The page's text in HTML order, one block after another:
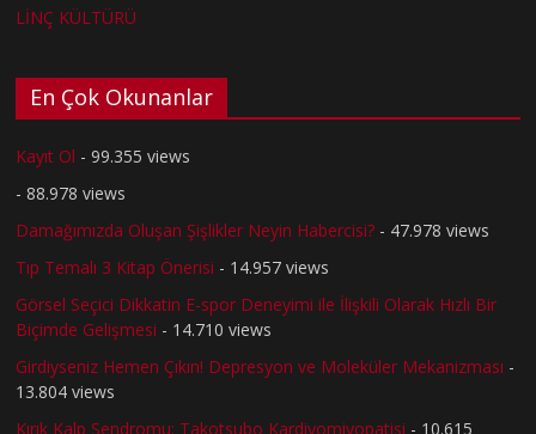
LİNÇ KÜLTÜRÜ
En Çok Okunanlar
Kayıt Ol - 99.355 views
- 88.978 views
Damağımızda Oluşan Şişlikler Neyin Habercisi? - 47.978 views
Tıp Temalı 3 Kitap Önerisi - 14.957 views
Görsel Seçici Dikkatin E-spor Deneyimi ile İlişkili Olarak Hızlı Bir
Biçimde Gelişmesi - 14.710 views
Girdiyseniz Hemen Çıkın! Depresyon ve Moleküler Mekanizması -
13.804 views
Kırık Kalp Sendromu: Takotsubo Kardiyomiyopatisi - 10.615